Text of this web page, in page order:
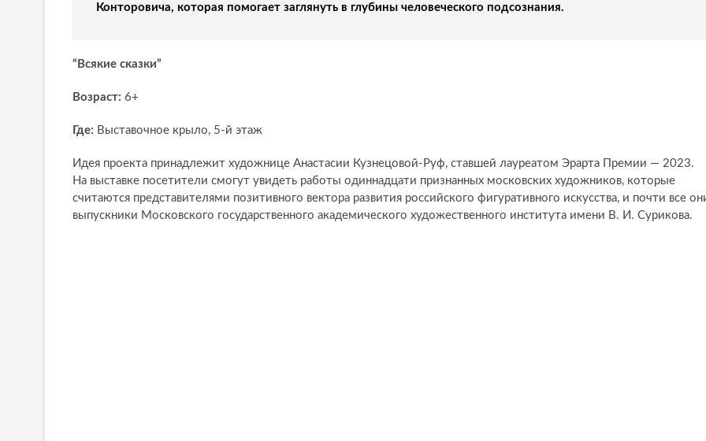
Конторовича, которая помогает заглянуть в глубины человеческого подсознания.
“Всякие сказки”
Возраст: 6+
Где: Выставочное крыло, 5-й этаж
Идея проекта принадлежит художнице Анастасии Кузнецовой-Руф, ставшей лауреатом Эрарта Премии — 2023.
На выставке посетители смогут увидеть работы одиннадцати признанных московских художников, которые
считаются представителями позитивного вектора развития российского фигуративного искусства, и почти все
выпускники Московского государственного академического художественного института имени В. И. Сурикова.